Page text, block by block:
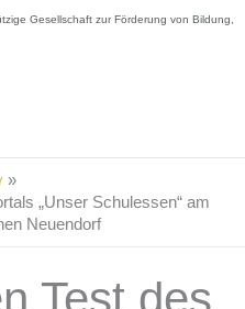
Gesellschaft zur Förderung von Bildung,
„Unser Schulessen“ am
Neuendorf